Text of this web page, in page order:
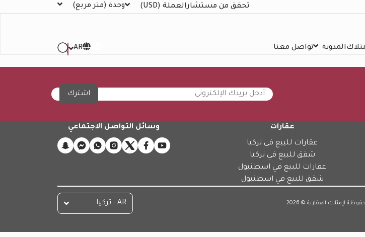
تحقق من مستشارالعملة (USD) وحدة (متر مربع)
المدونة تواصل معنا AR
اشترك
عقارات
عقارات للبيع في تركيا
شقق للبيع في تركيا
عقارات للبيع في اسطنبول
شقق للبيع في اسطنبول
وسائل التواصل الاجتماعي
لإمتلاك العقارية © 2026 AR - تركيا